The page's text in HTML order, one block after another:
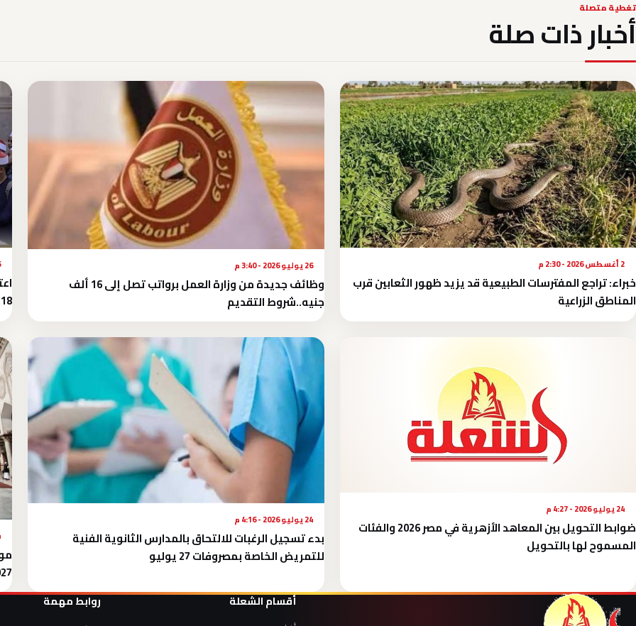
تغطية متصلة
أخبار ذات صلة
2 أغسطس 2026 - 2:30 م
خبراء: تراجع المفترسات الطبيعية قد يزيد ظهور الثعابين قرب
المناطق الزراعية
26 يوليو 2026 - 3:40 م
وظائف جديدة من وزارة العمل برواتب تصل إلى 16 ألف
جنيه..شروط التقديم
24 يوليو 2026 - 4:27 م
ضوابط التحويل بين المعاهد الأزهرية في مصر 2026 والفئات
المسموح لها بالتحويل
24 يوليو 2026 - 4:16 م
بدء تسجيل الرغبات للالتحاق بالمدارس الثانوية الفنية
للتمريض الخاصة بمصروفات 27 يوليو
أقسام الشعلة روابط مهمة